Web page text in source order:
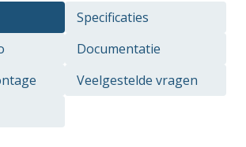
Specificaties
Documentatie
Veelgestelde vragen